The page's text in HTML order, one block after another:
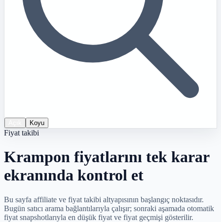
Koyu
Fiyat takibi
Krampon fiyatlarını tek karar
ekranında kontrol et
Bu sayfa affiliate ve fiyat takibi altyapısının başlangıç noktasıdır.
Bugün satıcı arama bağlantılarıyla çalışır; sonraki aşamada otomatik
fiyat snapshotlarıyla en düşük fiyat ve fiyat geçmişi gösterilir.